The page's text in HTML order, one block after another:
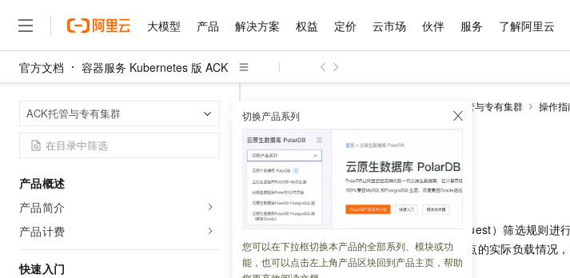
大模型 产品 解决方案 权益 定价 云市场 伙伴 服务 了解阿里云
官方文档 容器服务 Kubernetes 版 ACK
ACK托管与专有集群 切换产品系列
您可以在下拉框切换本产品的全部系列、模块或功
能，也可以点击左上角产品区块回到产品主页，帮助
产品概述
产品简介
产品计费
快速入门
ACK托管与专有集群 操作指
使用负载感知调度
更新时间： 2026-03-20 08:09:47
默认调度器仅会使用所需资源（Request）筛选规则进
器的负载感知调度功能。该功能会根据节点的实际负载情况
均衡，降低节点故障风险。
大模型
大模型
文本生成
Qwen3.8-Max HOT
智能体时代全能旗舰模型
Kimi-K3 NEW
Kimi 最新旗舰模型，长程编
产品
精选产品
人工智能与机器学习
精选产品
大模型服务平台百炼
大模型服务与应用平台
千问大模型
多元化、高性能、安全可靠的大模型服务
无影云电脑
随时随地安全接入的云上超级电脑
云解析DNS
域名与网站
对象存储 OSS
人工智能平台 PAI 大模型
一站式AI开发、训练和推理
Qoder CN
解决方案
精选解决方案
AI
精选解决方案
睿译宝，AI翻译排版一步到位
上传文档即自动完成翻译和格式还原
GLM-5.2：长任务时代开源旗舰模型
真正可用的 1M 上下文,一次完成代码全链路开发
Hermes Agent，打造自进化智能体
自主进化，持久记忆，越用越聪明
快速拥有专属 OpenClaw
即刻拥有 DeepSeek-V4-Pro
轻松解锁专属 DeepSeek-V4-
5 分钟轻松部署专属
Claude Code + GStack 打
权益 普惠上云
普惠上云 官方力荐
云服务器38元/年起，超值低价云产品抢先购
官方推荐返现计划
推荐新用户得奖励，单订单最高返9万
云工开物
高校专属算力普惠，学生认证享300元代金券
AI 特惠
智启 AI 普惠权益
阿里云 OPC 创新助力计划
至高百万元 Token 补贴，加
Token Plan 模型订阅计划
Qwen3.8-Max 首发尝鲜，
千问办公，限时限量积分加
定价 产品定价
了解云产品的定价详情
云上成本管理
管理和优化成本
价格计算器
自助选配和估算价格
价格优势
推动算力普惠，释放技术红利
云市场 精选商城
网站建设
多端小程序
Salesforce 国际版订阅
友盟天域
观测云
Tuya 物联网平台阿里云版
数据与 API
数据集
身份实名认证
短信
OCR 文字识别
发票查验
伙伴 成为销售伙伴
分销伙伴
咨询伙伴
销售伙伴合作计划
Salesforce On Alibaba Cloud
Consulting Partner 合作计划
成为产品伙伴
产品生态集成认证中心
产品生态伙伴工作台
服务 售前咨询
在线服务
售后服务
自助服务
工单服务
企业增值服务
企业支持计划
企业增值服务台
企业成长
服务实践
了解阿里云 为什么选择阿里云
什么是云计算
技术领先
稳定可靠
安全合规
分析师报告
研究报告与白皮书
最佳实践
云上春晚
云栖战略参考
云上的中国
看见新力量
金融模力时刻